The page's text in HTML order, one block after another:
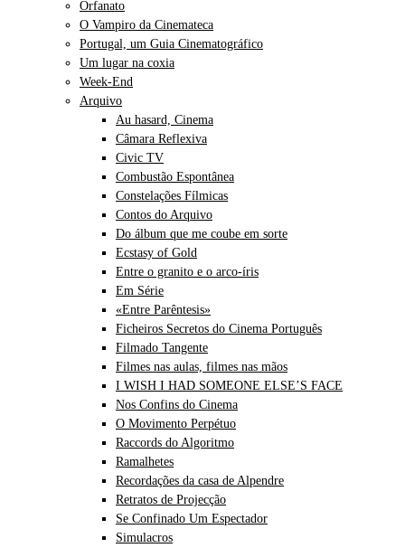
Orfanato
O Vampiro da Cinemateca
Portugal, um Guia Cinematográfico
Um lugar na coxia
Week-End
Arquivo
Au hasard, Cinema
Câmara Reflexiva
Civic TV
Combustão Espontânea
Constelações Fílmicas
Contos do Arquivo
Do álbum que me coube em sorte
Ecstasy of Gold
Entre o granito e o arco-íris
Em Série
«Entre Parêntesis»
Ficheiros Secretos do Cinema Português
Filmado Tangente
Filmes nas aulas, filmes nas mãos
I WISH I HAD SOMEONE ELSE’S FACE
Nos Confins do Cinema
O Movimento Perpétuo
Raccords do Algoritmo
Ramalhetes
Recordações da casa de Alpendre
Retratos de Projecção
Se Confinado Um Espectador
Simulacros